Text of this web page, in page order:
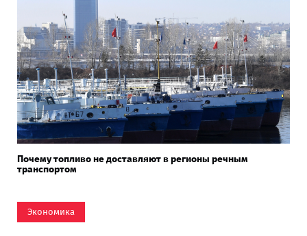
Почему топливо не доставляют в регионы речным
транспортом
Экономика